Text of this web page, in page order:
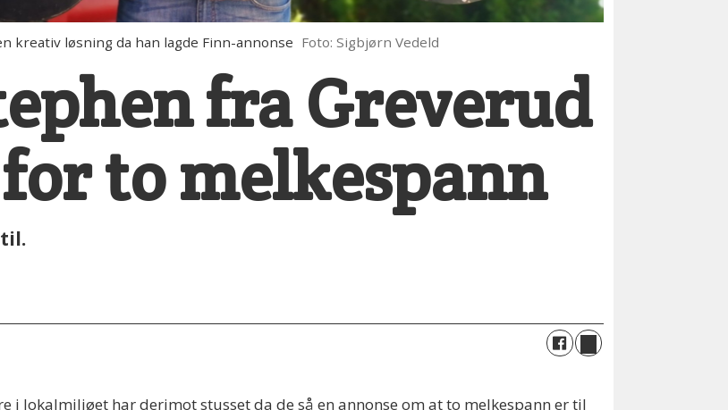
kreativ løsning da han lagde Finn-annonse Foto: Sigbjørn Vedeld
fra Greverud
to melkespann
i lokalmiljøet har derimot stusset da de så en annonse om at to melkespann er til